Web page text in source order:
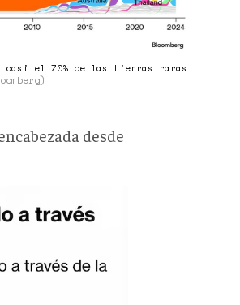
casi el 70% de las tierras raras
desde